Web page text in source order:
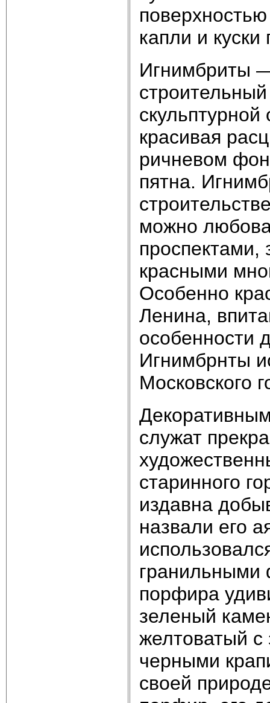
капли и
Игнимбриты
красивая
ричневом
пятна.
можно
красными
Особенно
Ленина,
особенности
Игнимбрнты
Московского
служат
старинного
издавна
назвали его
гранильными
порфира
зеленый
желтоватый
черными
своей